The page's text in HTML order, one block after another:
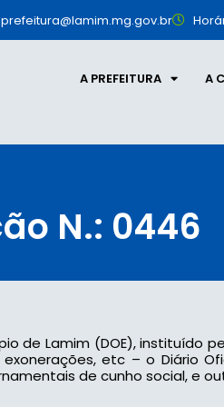
prefeitura@lamim.mg.gov.br
A PREFEITURA A
N.: 0446
de Lamim (DOE), instituído
etc – o Diário
de cunho social, e